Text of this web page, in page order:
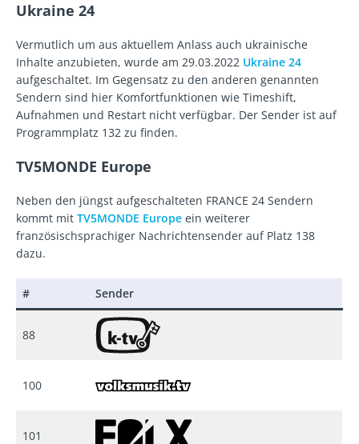
Ukraine 24
Vermutlich um aus aktuellem Anlass auch ukrainische
Inhalte anzubieten, wurde am 29.03.2022 Ukraine 24
aufgeschaltet. Im Gegensatz zu den anderen genannten
Sendern sind hier Komfortfunktionen wie Timeshift,
Aufnahmen und Restart nicht verfügbar. Der Sender ist auf
Programmplatz 132 zu finden.
TV5MONDE Europe
Neben den jüngst aufgeschalteten FRANCE 24 Sendern
kommt mit TV5MONDE Europe ein weiterer
französischsprachiger Nachrichtensender auf Platz 138
dazu.
# Sender
88
100
101